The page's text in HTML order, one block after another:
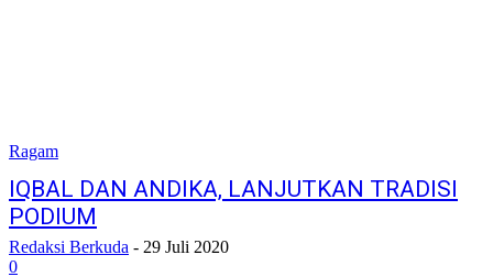
Ragam
IQBAL DAN ANDIKA, LANJUTKAN TRADISI
PODIUM
Redaksi Berkuda - 29 Juli 2020
0